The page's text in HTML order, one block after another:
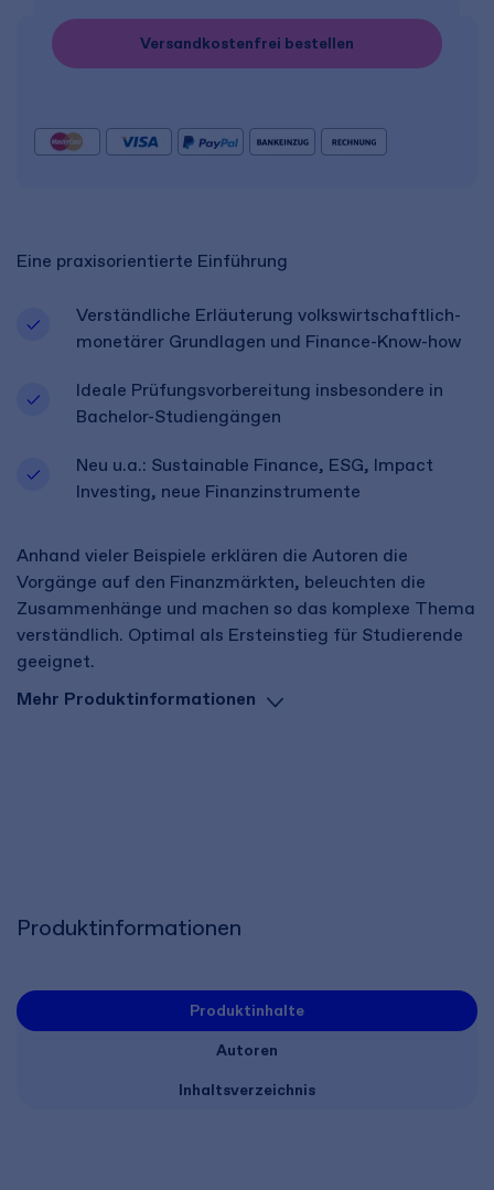
Eine praxisorientierte Einführung
Verständliche Erläuterung volkswirtschaftlich-
monetärer Grundlagen und Finance-Know-how
Ideale Prüfungsvorbereitung insbesondere in
Bachelor-Studiengängen
Neu u.a.: Sustainable Finance, ESG, Impact
Investing, neue Finanzinstrumente
Anhand vieler Beispiele erklären die Autoren die
Vorgänge auf den Finanzmärkten, beleuchten die
Zusammenhänge und machen so das komplexe Thema
verständlich. Optimal als Ersteinstieg für Studierende
geeignet.
Mehr Produktinformationen
Versandkostenfrei bestellen
Produktinformationen
Produktinhalte
Autoren
Inhaltsverzeichnis